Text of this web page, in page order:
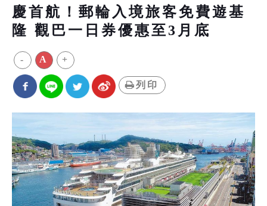
慶首航！郵輪入境旅客免費遊基
隆 觀巴一日券優惠至3月底
- A +
列印